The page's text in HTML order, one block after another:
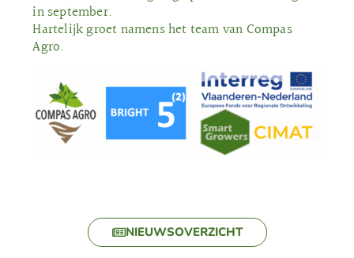
in september.
Hartelijk groet namens het team van Compas
Agro.
NIEUWSOVERZICHT